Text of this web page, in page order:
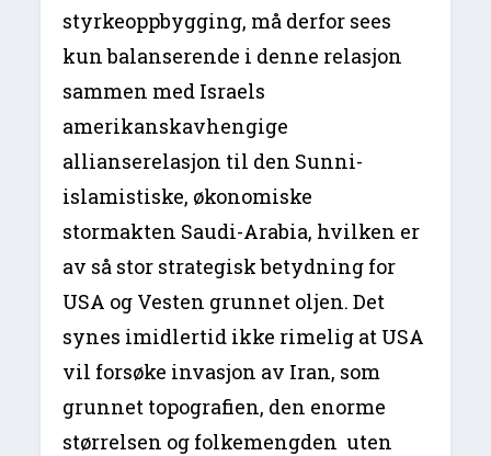
styrkeoppbygging, må derfor sees
kun balanserende i denne relasjon
sammen med Israels
amerikanskavhengige
allianserelasjon til den Sunni-
islamistiske, økonomiske
stormakten Saudi-Arabia, hvilken er
av så stor strategisk betydning for
USA og Vesten grunnet oljen. Det
synes imidlertid ikke rimelig at USA
vil forsøke invasjon av Iran, som
grunnet topografien, den enorme
størrelsen og folkemengden uten